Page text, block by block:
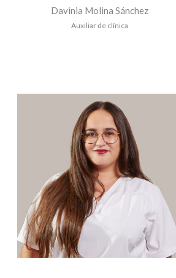
Davinia Molina Sánchez
Auxiliar de clínica